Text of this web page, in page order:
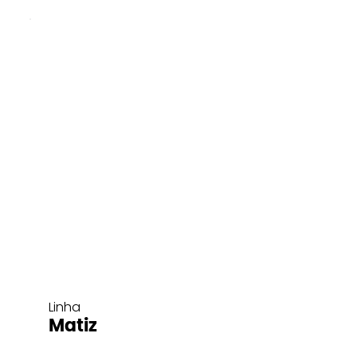
Linha
Matiz